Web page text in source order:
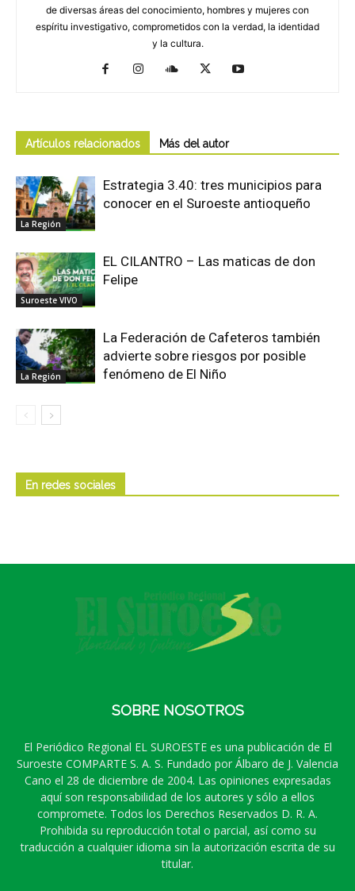
de diversas áreas del conocimiento, hombres y mujeres con
espíritu investigativo, comprometidos con la verdad, la identidad
y la cultura.
Artículos relacionados Más del autor
La Región
Estrategia 3.40: tres municipios para
conocer en el Suroeste antioqueño
Suroeste VIVO
EL CILANTRO – Las maticas de don
Felipe
La Región
La Federación de Cafeteros también
advierte sobre riesgos por posible
fenómeno de El Niño
En redes sociales
SOBRE NOSOTROS
El Periódico Regional EL SUROESTE es una publicación de El
Suroeste COMPARTE S. A. S. Fundado por Álbaro de J. Valencia
Cano el 28 de diciembre de 2004. Las opiniones expresadas
aquí son responsabilidad de los autores y sólo a ellos
compromete. Todos los Derechos Reservados D. R. A.
Prohibida su reproducción total o parcial, así como su
traducción a cualquier idioma sin la autorización escrita de su
titular.